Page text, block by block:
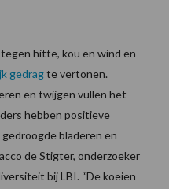
hitte, kou en wind en
gedragte vertonen.
en twijgen vullen het
hebben positieve
bladeren en
de Stigter, onderzoeker
bij LBI. “De koeien